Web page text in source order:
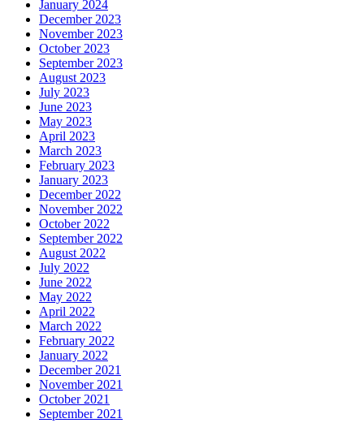
January 2024
December 2023
November 2023
October 2023
September 2023
August 2023
July 2023
June 2023
May 2023
April 2023
March 2023
February 2023
January 2023
December 2022
November 2022
October 2022
September 2022
August 2022
July 2022
June 2022
May 2022
April 2022
March 2022
February 2022
January 2022
December 2021
November 2021
October 2021
September 2021